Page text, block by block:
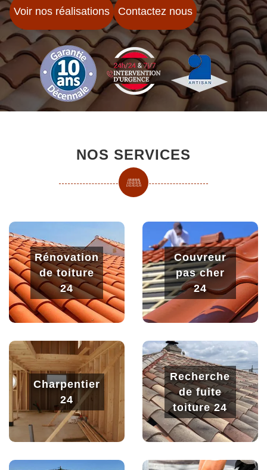
Voir nos réalisations Contactez nous
NOS SERVICES
Rénovation
de toiture
24
Couvreur
pas cher
24
Charpentier
24
Recherche
de fuite
toiture 24